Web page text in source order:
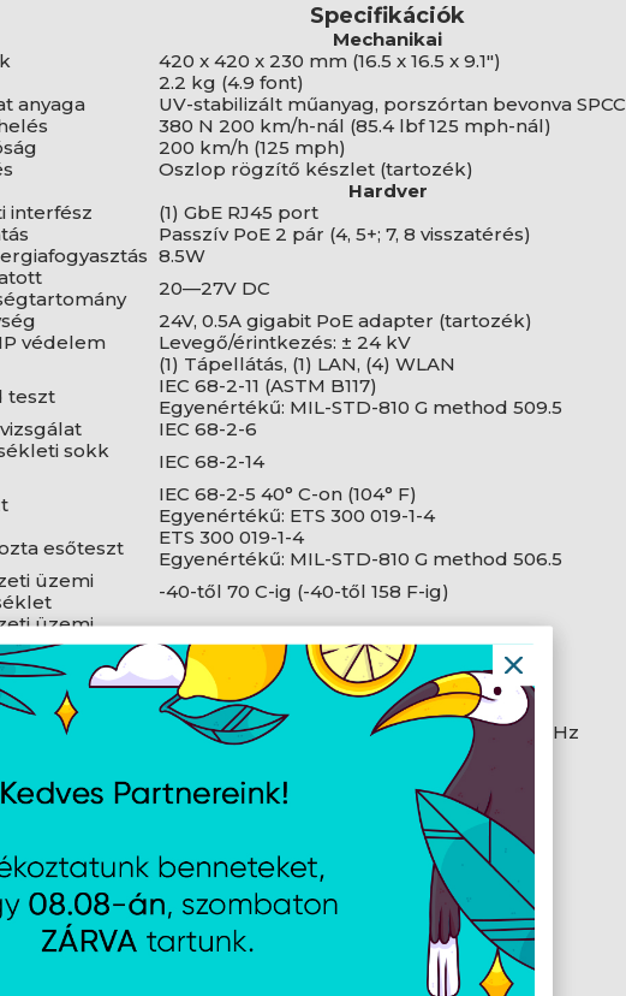
Specifikációk
Mechanikai
420 x 420 x 230 mm (16.5 x 16.5 x 9.1")
2.2 kg (4.9 font)
anyaga
UV-stabilizált műanyag, porszórtan bevonva SPCC
380 N 200 km/h-nál (85.4 lbf 125 mph-nál)
200 km/h (125 mph)
Oszlop rögzítő készlet (tartozék)
Hardver
interfész
(1) GbE RJ45 port
Passzív PoE 2 pár (4, 5+; 7, 8 visszatérés)
8.5W
20—27V DC
24V, 0.5A gigabit PoE adapter (tartozék)
védelem
Levegő/érintkezés: ± 24 kV
(1) Tápellátás, (1) LAN, (4) WLAN
teszt
IEC 68-2-11 (ASTM B117)
Egyenértékű: MIL-STD-810 G method 509.5
IEC 68-2-6
sokk
IEC 68-2-14
IEC 68-2-5 40° C-on (104° F)
Egyenértékű: ETS 300 019-1-4
esőteszt
ETS 300 019-1-4
Egyenértékű: MIL-STD-810 G method 506.5
üzemi
-40-től 70 C-ig (-40-től 158 F-ig)
üzemi
CE, FCC, IC, RoHS
Rendszer
25 dBi
méretek
PtP üzemmód: 10/20/30/30/40/50/60/80 MHz
PtMP üzemmód: 10/20/30/30/40 MHz
Működési frekvencia (MHz)
5150-5875 MHz
5250-5350 MHz
5240-5725 MHz
5725-5850 MHz
Menedzsment rádió (MHz)
2412 - 2472 MHz